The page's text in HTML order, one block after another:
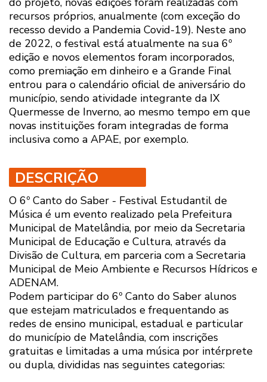
recursos próprios, anualmente (com exceção do
recesso devido a Pandemia Covid-19). Neste ano
de 2022, o festival está atualmente na sua 6º
edição e novos elementos foram incorporados,
como premiação em dinheiro e a Grande Final
entrou para o calendário oficial de aniversário do
município, sendo atividade integrante da IX
Quermesse de Inverno, ao mesmo tempo em que
novas instituições foram integradas de forma
inclusiva como a APAE, por exemplo.
DESCRIÇÃO
O 6º Canto do Saber - Festival Estudantil de
Música é um evento realizado pela Prefeitura
Municipal de Matelândia, por meio da Secretaria
Municipal de Educação e Cultura, através da
Divisão de Cultura, em parceria com a Secretaria
Municipal de Meio Ambiente e Recursos Hídricos e
ADENAM.
Podem participar do 6º Canto do Saber alunos
que estejam matriculados e frequentando as
redes de ensino municipal, estadual e particular
do município de Matelândia, com inscrições
gratuitas e limitadas a uma música por intérprete
ou dupla, divididas nas seguintes categorias: